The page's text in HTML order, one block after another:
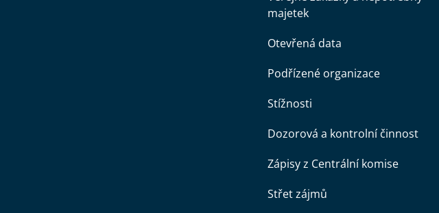
majetek
Otevřená data
Podřízené organizace
Stížnosti
Dozorová a kontrolní činnost
Zápisy z Centrální komise
Střet zájmů